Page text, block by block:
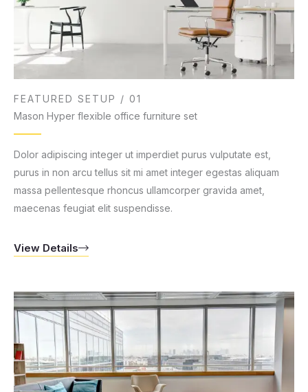
FEATURED SETUP / 01
Mason Hyper flexible office furniture set
Dolor adipiscing integer ut imperdiet purus vulputate est,
purus in non arcu tellus sit mi amet integer egestas aliquam
massa pellentesque rhoncus ullamcorper gravida amet,
maecenas feugiat elit suspendisse.
View Details